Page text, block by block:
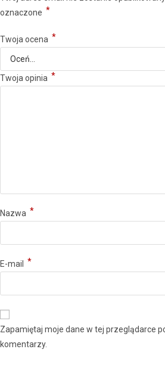
oznaczone *
Twoja ocena *
Twoja opinia *
Nazwa *
E-mail *
Zapamiętaj moje dane w tej przeglądarce
komentarzy.